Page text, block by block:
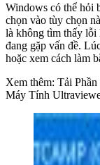
Windows có thể hỏi
chọn vào tùy chọn
là không tìm thấy lỗi
đang gặp vấn đề.
hoặc xem cách làm
Xem thêm: Tải
Máy Tính